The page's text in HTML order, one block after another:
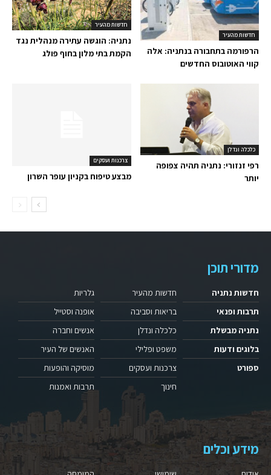
חדשות מהעיר
נתניה: הוגשה עתירה מנהלית נגד
הקמת בתי מלון בחוף פולג
חדשות מהעיר
הרפורמה בתחבורה בנתניה: אלה
קווי האוטובוס החדשים
צרכנות ועסקים
מבצע טיפוח בקניון עופר השרון
כלכלה ונדלן
רפי זנזורי: נתניה תהיה צפופה
יותר
מדורי תוכן
חדשות נתניה
תרבות ופנאי
נתניה מבשלת
בלוגים ודעות
ספורט
חדשות מהעיר
בריאות וסביבה
כלכלה ונדלן
משפט ופלילי
צרכנות ועסקים
חינוך
גלריות
אופנה וסטייל
אנשים וחברה
האנשים של העיר
מוסיקה והופעות
תרבות ואמנות
מידע וכלים